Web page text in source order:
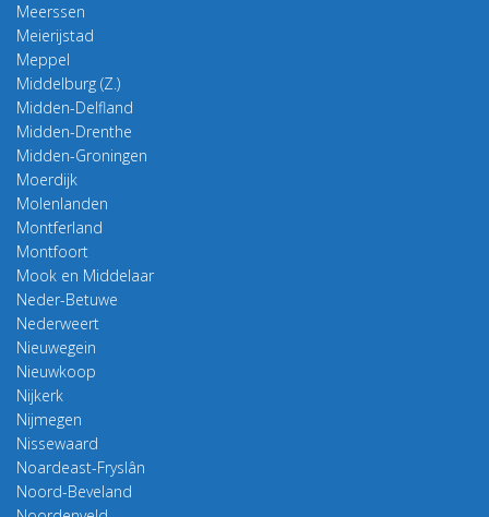
Meerssen
Meierijstad
Meppel
Middelburg (Z.)
Midden-Delfland
Midden-Drenthe
Midden-Groningen
Moerdijk
Molenlanden
Montferland
Montfoort
Mook en Middelaar
Neder-Betuwe
Nederweert
Nieuwegein
Nieuwkoop
Nijkerk
Nijmegen
Nissewaard
Noardeast-Fryslân
Noord-Beveland